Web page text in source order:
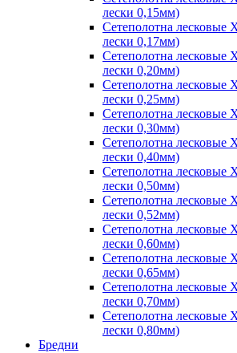
лески 0,15мм)
Сетеполотна лесковые
лески 0,17мм)
Сетеполотна лесковые
лески 0,20мм)
Сетеполотна лесковые
лески 0,25мм)
Сетеполотна лесковые
лески 0,30мм)
Сетеполотна лесковые
лески 0,40мм)
Сетеполотна лесковые
лески 0,50мм)
Сетеполотна лесковые
лески 0,52мм)
Сетеполотна лесковые
лески 0,60мм)
Сетеполотна лесковые
лески 0,65мм)
Сетеполотна лесковые
лески 0,70мм)
Сетеполотна лесковые
лески 0,80мм)
Бредни